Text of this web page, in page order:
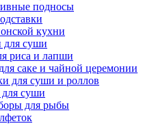
подносы
кухни
для суши
риса и лапши
саке и чайной церемонии
для суши и роллов
суши
для рыбы